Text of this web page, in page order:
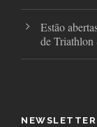
Estão
de Triathlon
NEWSLETTER